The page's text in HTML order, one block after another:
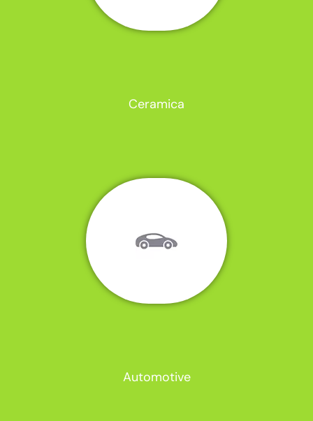
Ceramica
Automotive